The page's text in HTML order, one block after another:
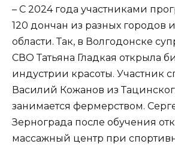
– С 2024 года участниками
120 дончан из разных городов
области. Так, в Волгодонске
СВО Татьяна Гладкая открыла
индустрии красоты. Участник
Василий Кожанов из
занимается фермерством.
Зернограда после обучения
массажный центр при